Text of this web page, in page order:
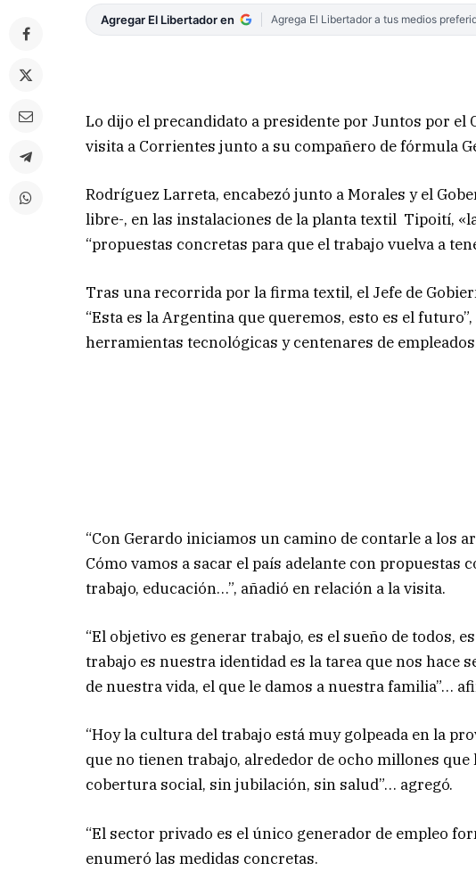
Agregar El Libertador en Agrega El Libertador a tus medios
Lo dijo el precandidato a presidente por Juntos por el
visita a Corrientes junto a su compañero de fórmula
Rodríguez Larreta, encabezó junto a Morales y el
libre-, en las instalaciones de la planta textil Tipoití,
“propuestas concretas para que el trabajo vuelva a
Tras una recorrida por la firma textil, el Jefe de
“Esta es la Argentina que queremos, esto es el
herramientas tecnológicas y centenares de
“Con Gerardo iniciamos un camino de contarle a los
Cómo vamos a sacar el país adelante con
trabajo, educación…”, añadió en relación a la visita.
“El objetivo es generar trabajo, es el sueño de todos,
trabajo es nuestra identidad es la tarea que nos
de nuestra vida, el que le damos a nuestra familia”…
“Hoy la cultura del trabajo está muy golpeada en la
que no tienen trabajo, alrededor de ocho millones
cobertura social, sin jubilación, sin salud”… agregó.
“El sector privado es el único generador de empleo
enumeró las medidas concretas.